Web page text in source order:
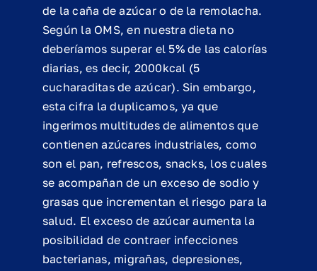
de la caña de azúcar o de la remolacha.
Según la OMS, en nuestra dieta no
deberíamos superar el 5% de las calorías
diarias, es decir, 2000kcal (5
cucharaditas de azúcar). Sin embargo,
esta cifra la duplicamos, ya que
ingerimos multitudes de alimentos que
contienen azúcares industriales, como
son el pan, refrescos, snacks, los cuales
se acompañan de un exceso de sodio y
grasas que incrementan el riesgo para la
salud. El exceso de azúcar aumenta la
posibilidad de contraer infecciones
bacterianas, migrañas, depresiones,